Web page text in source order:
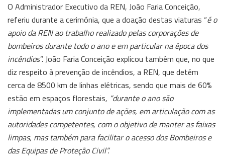
O Administrador Executivo da REN, João Faria Conceição,
referiu durante a cerimónia, que a doação destas viaturas “é o
apoio da REN ao trabalho realizado pelas corporações de
bombeiros durante todo o ano e em particular na época dos
incêndios”. João Faria Conceição explicou também que, no que
diz respeito à prevenção de incêndios, a REN, que detém
cerca de 8500 km de linhas elétricas, sendo que mais de 60%
estão em espaços florestais, “durante o ano são
implementadas um conjunto de ações, em articulação com as
autoridades competentes, com o objetivo de manter as faixas
limpas, mas também para facilitar o acesso dos Bombeiros e
das Equipas de Proteção Civil”.